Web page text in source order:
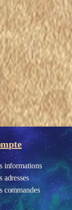
cookies
informations
adresses
commandes